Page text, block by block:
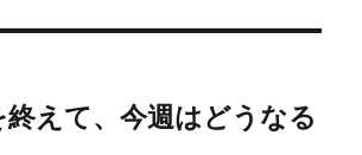
終えて、今週はどうなる